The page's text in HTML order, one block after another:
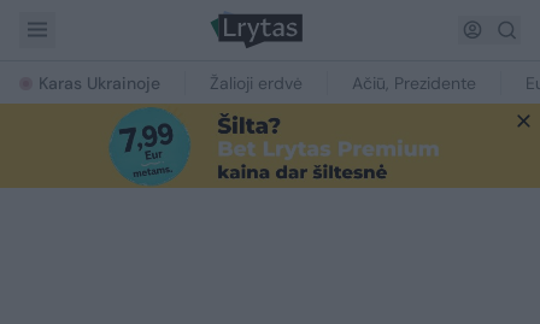
Karas Ukrainoje Žalioji erdvė Ačiū, Prezidente